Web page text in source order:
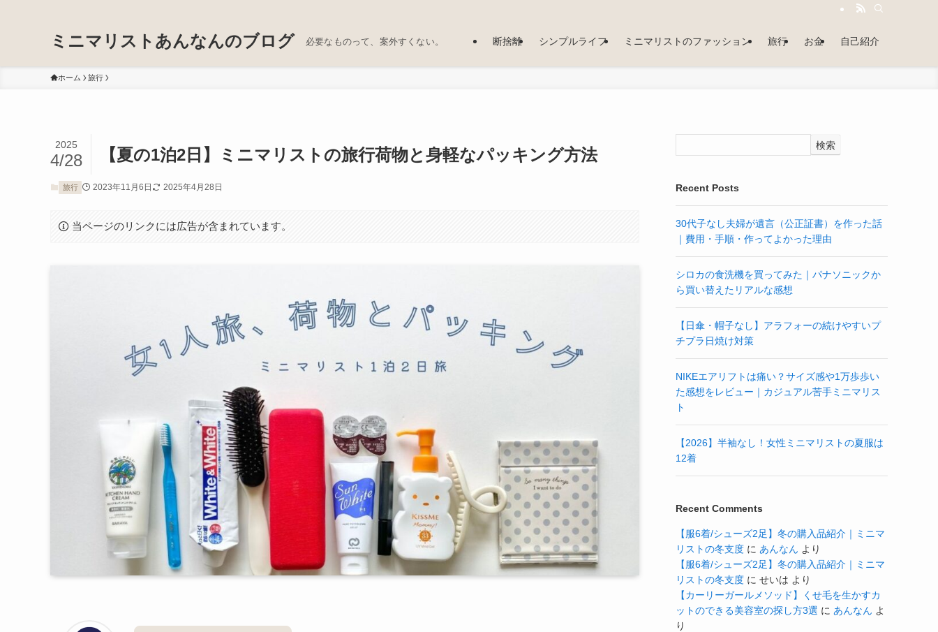
ミニマリストあんなんのブログ 必要なものって、案外すくない。 断捨離 シンプルライフ ミニマリストのファッション 旅行 お金 自己紹介
ホーム 旅行
【夏の1泊2日】ミニマリストの旅行荷物と身軽なパッキング方法
2025
4/28
旅行 2023年11月6日 2025年4月28日
当ページのリンクには広告が含まれています。
検索
Recent Posts
30代子なし夫婦が遺言（公正証書）を作った話
｜費用・手順・作ってよかった理由
シロカの食洗機を買ってみた｜パナソニックか
ら買い替えたリアルな感想
【日傘・帽子なし】アラフォーの続けやすいプ
チプラ日焼け対策
NIKEエアリフトは痛い？サイズ感や1万歩歩い
た感想をレビュー｜カジュアル苦手ミニマリス
ト
【2026】半袖なし！女性ミニマリストの夏服は
12着
Recent Comments
【服6着/シューズ2足】冬の購入品紹介｜ミニマ
リストの冬支度 に あんなん より
【服6着/シューズ2足】冬の購入品紹介｜ミニマ
リストの冬支度 に せいは より
【カーリーガールメソッド】くせ毛を生かすカ
ットのできる美容室の探し方3選 に あんなん よ
り